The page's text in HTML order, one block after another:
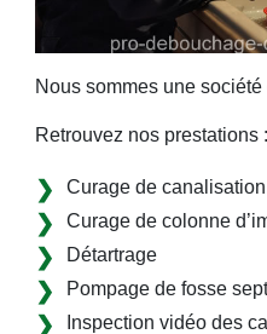
Nous sommes une société
Retrouvez nos prestations :
Curage de canalisation
Curage de colonne
Détartrage
Pompage de fosse
Inspection vidéo des